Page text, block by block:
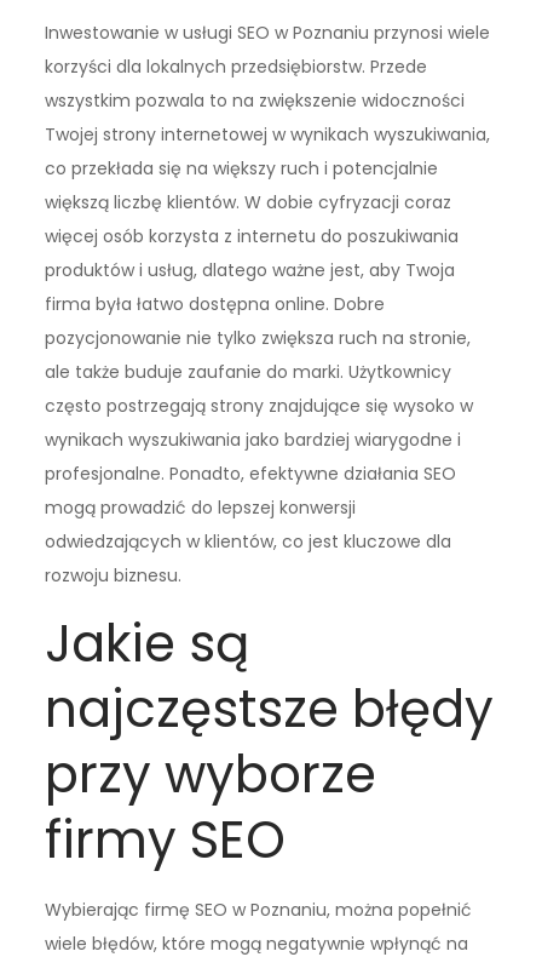
Inwestowanie w usługi SEO w Poznaniu przynosi wiele
korzyści dla lokalnych przedsiębiorstw. Przede
wszystkim pozwala to na zwiększenie widoczności
Twojej strony internetowej w wynikach wyszukiwania,
co przekłada się na większy ruch i potencjalnie
większą liczbę klientów. W dobie cyfryzacji coraz
więcej osób korzysta z internetu do poszukiwania
produktów i usług, dlatego ważne jest, aby Twoja
firma była łatwo dostępna online. Dobre
pozycjonowanie nie tylko zwiększa ruch na stronie,
ale także buduje zaufanie do marki. Użytkownicy
często postrzegają strony znajdujące się wysoko w
wynikach wyszukiwania jako bardziej wiarygodne i
profesjonalne. Ponadto, efektywne działania SEO
mogą prowadzić do lepszej konwersji
odwiedzających w klientów, co jest kluczowe dla
rozwoju biznesu.
Jakie są
najczęstsze błędy
przy wyborze
firmy SEO
Wybierając firmę SEO w Poznaniu, można popełnić
wiele błędów, które mogą negatywnie wpłynąć na